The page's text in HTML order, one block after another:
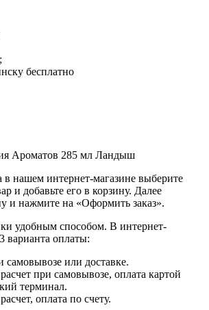
бесплатно
Ароматов 285 мл Ландыш
в нашем интернет-магазине выберите
и добавьте его в корзину. Далее
и нажмите на «Оформить заказ».
удобным способом. В интернет-
варианта оплаты:
или доставке.
при самовывозе, оплата картой
терминал.
оплата по счету.